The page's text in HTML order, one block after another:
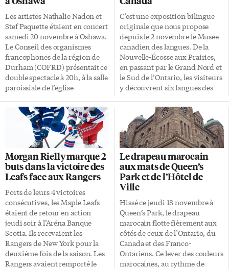
Les artistes Nathalie Nadon et
Stef Paquette étaient en concert
samedi 20 novembre à Oshawa.
Le Conseil des organismes
francophones de la région de
Durham (COFRD) présentait ce
double spectacle à 20h, à la salle
paroissiale de l’église
384 avenue Hillside. Chanteuse
et comédienne, Nathalie Nadon
est reconnue pour sa
polyvalence artistique. Jouant
entre l’humour et le drame, sa
présence scénique conquit son
auditoire. Elle a chanté des
grands noms de la chanson
française tels que Brel, Piaf,
Bécaud, Aznavour. Ainsi que
Porter et Gershwin. Et bien
entendu quelques demandes
spéciales du public! Avec un […]
C’est une exposition bilingue
originale que nous propose
depuis le 2 novembre le Musée
canadien des langues. De la
Nouvelle-Écosse aux Prairies,
en passant par le Grand Nord et
le Sud de l’Ontario, les visiteurs
y découvrent six langues des
intégrante de la diversité
linguistique du pays. Créé en
2011 et installé depuis 2016 sur
le campus Glendon de
l’Université York, le musée fête
cette année ses 10 ans. Projet de
longue date Avec l’aide de
quatre étudiants du
programme de maîtrise en
études muséales de l’Université
de Toronto, la directrice du
musée, Elaine Gold, a […]
Morgan Rielly marque 2
buts dans la victoire des
Leafs face aux Rangers
Forts de leurs 4 victoires
consécutives, les Maple Leafs
étaient de retour en action
jeudi soir à l’Aréna Banque
Scotia. Ils recevaient les
Rangers de New York pour la
deuxième fois de la saison. Les
Rangers avaient remporté le
Le drapeau marocain
aux mats de Queen’s
Park et de l’Hôtel de
Ville
Hissé ce jeudi 18 novembre à
Queen’s Park, le drapeau
marocain flotte fièrement aux
côtés de ceux de l’Ontario, du
Canada et des Franco-
Ontariens. Ce lever des couleurs
marocaines, au rythme de